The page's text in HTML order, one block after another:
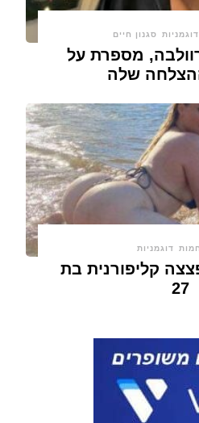
דוגמניות סגנון חיים
מספרת על
שלה
דוגמניות
קליפורנית בת
27